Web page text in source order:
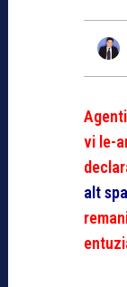
vi le-
alt